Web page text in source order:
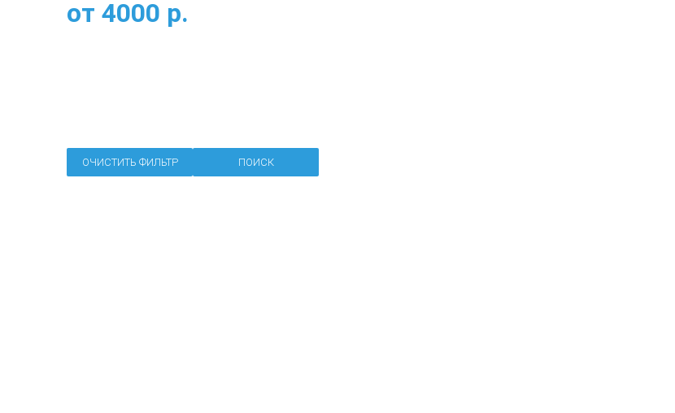
от 4000 р.
ОЧИСТИТЬ ФИЛЬТР ПОИСК